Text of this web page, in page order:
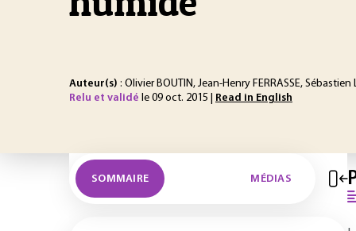
Auteur(s) : Olivier BOUTIN, Jean-Henry FERRASSE, Sébastien
Relu et validé le 09 oct. 2015 | Read in English
SOMMAIRE MÉDIAS